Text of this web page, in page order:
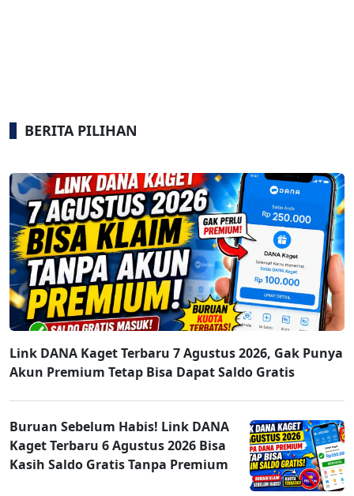
BERITA PILIHAN
Link DANA Kaget Terbaru 7 Agustus 2026, Gak Punya
Akun Premium Tetap Bisa Dapat Saldo Gratis
Buruan Sebelum Habis! Link DANA
Kaget Terbaru 6 Agustus 2026 Bisa
Kasih Saldo Gratis Tanpa Premium